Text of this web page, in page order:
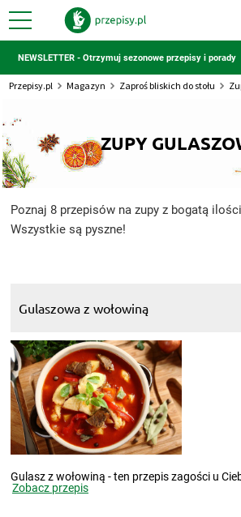
NEWSLETTER - Otrzymuj sezonowe przepisy i porady
Przepisy.pl Magazyn Zaproś bliskich do stołu
ZUPY
Poznaj 8 przepisów na zupy z bogatą
Wszystkie są pyszne!
Gulaszowa z wołowiną
Gulasz z wołowiną - ten przepis zagości u
Zobacz przepis